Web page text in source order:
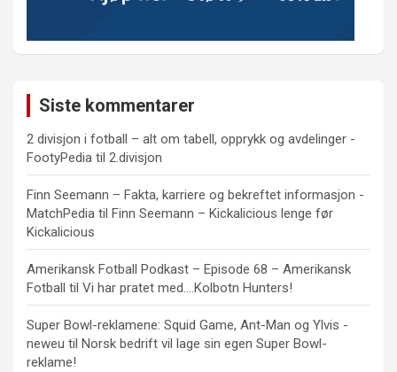
Siste kommentarer
2 divisjon i fotball – alt om tabell, opprykk og avdelinger -
FootyPedia til 2.divisjon
Finn Seemann – Fakta, karriere og bekreftet informasjon -
MatchPedia til Finn Seemann – Kickalicious lenge før
Kickalicious
Amerikansk Fotball Podkast – Episode 68 – Amerikansk
Fotball til Vi har pratet med….Kolbotn Hunters!
Super Bowl-reklamene: Squid Game, Ant-Man og Ylvis -
neweu til Norsk bedrift vil lage sin egen Super Bowl-
reklame!